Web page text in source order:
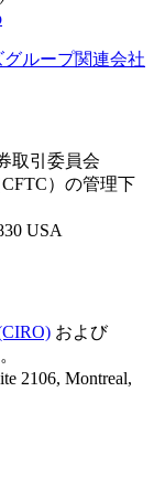
ループ関連会社
取引委員会
）の管理下
USA
および
2106, Montreal,